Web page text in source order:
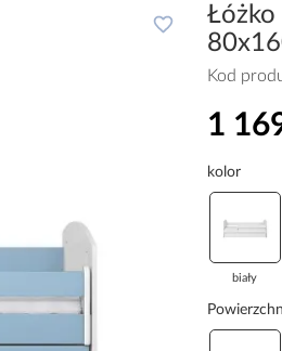
Łóżko
Kod
1
kolor
biały